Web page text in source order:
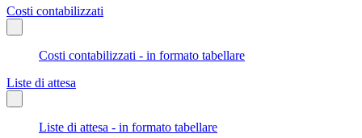
Costi contabilizzati
Costi contabilizzati - in formato tabellare
Liste di attesa
Liste di attesa - in formato tabellare